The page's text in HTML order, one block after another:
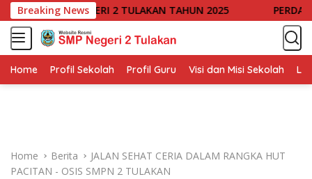
k
p
o
Breaking News
SMP NEGERI 2 TULAKAN TAHUN 2025 PERDANA!
Home Profil Sekolah Profil Guru Visi dan Misi Sekolah
Home Berita
JALAN SEHAT CERIA DALAM RANGKA HUT
PACITAN - OSIS SMPN 2 TULAKAN